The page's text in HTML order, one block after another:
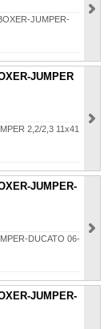
JUMPER-
JUMPER
2,2/2,3 11x41
JUMPER-
DUCATO 06-
JUMPER-